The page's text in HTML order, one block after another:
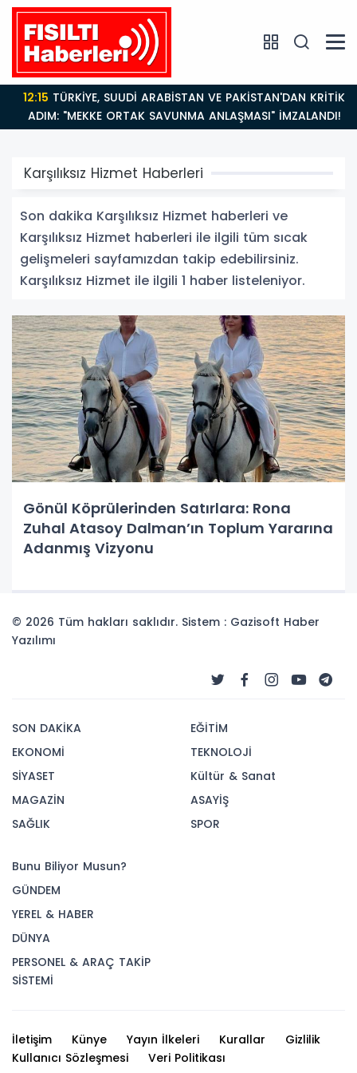
12:15TÜRKİYE, SUUDİ ARABİSTAN VE PAKİSTAN'DAN KRİTİK
ADIM: "MEKKE ORTAK SAVUNMA ANLAŞMASI" İMZALANDI!
Karşılıksız Hizmet Haberleri
Son dakika Karşılıksız Hizmet haberleri ve
Karşılıksız Hizmet haberleri ile ilgili tüm sıcak
gelişmeleri sayfamızdan takip edebilirsiniz.
Karşılıksız Hizmet ile ilgili 1 haber listeleniyor.
Gönül Köprülerinden Satırlara: Rona
Zuhal Atasoy Dalman’ın Toplum Yararına
Adanmış Vizyonu
© 2026 Tüm hakları saklıdır. Sistem : Gazisoft Haber
Yazılımı
SON DAKİKA
EKONOMİ
SİYASET
MAGAZİN
SAĞLIK
EĞİTİM
TEKNOLOJİ
Kültür & Sanat
ASAYİŞ
SPOR
Bunu Biliyor Musun?
GÜNDEM
YEREL & HABER
DÜNYA
PERSONEL & ARAÇ TAKİP
SİSTEMİ
İletişim Künye Yayın İlkeleri Kurallar
Gizlilik
Kullanıcı Sözleşmesi
Veri Politikası